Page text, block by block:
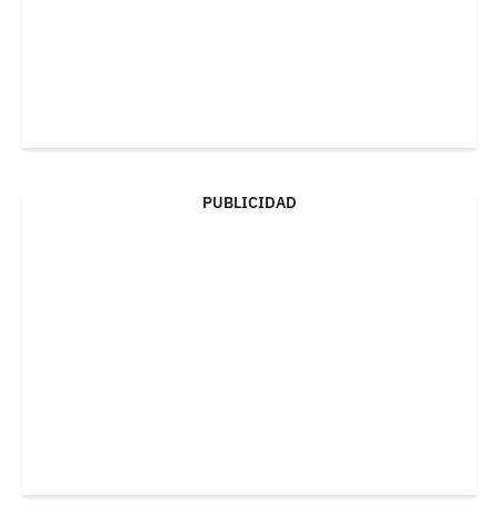
PUBLICIDAD